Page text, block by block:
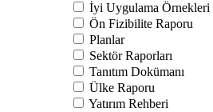
İyi Uygulama Örnekleri
Ön Fizibilite Raporu
Planlar
Sektör Raporları
Tanıtım Dokümanı
Ülke Raporu
Yatırım Rehberi